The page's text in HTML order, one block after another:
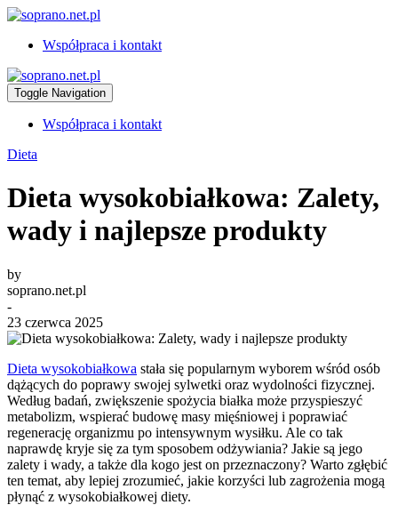
Współpraca i kontakt
Toggle Navigation
Współpraca i kontakt
Dieta
Dieta wysokobiałkowa: Zalety,
wady i najlepsze produkty
by
soprano.net.pl
-
23 czerwca 2025
Dieta wysokobiałkowa stała się popularnym wyborem wśród osób
dążących do poprawy swojej sylwetki oraz wydolności fizycznej.
Według badań, zwiększenie spożycia białka może przyspieszyć
metabolizm, wspierać budowę masy mięśniowej i poprawiać
regenerację organizmu po intensywnym wysiłku. Ale co tak
naprawdę kryje się za tym sposobem odżywiania? Jakie są jego
zalety i wady, a także dla kogo jest on przeznaczony? Warto zgłębić
ten temat, aby lepiej zrozumieć, jakie korzyści lub zagrożenia mogą
płynąć z wysokobiałkowej diety.